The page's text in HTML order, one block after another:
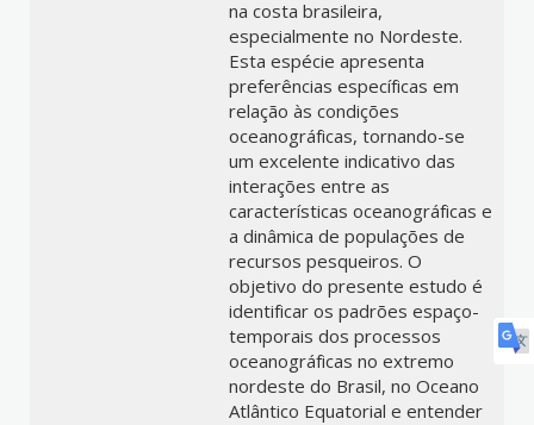
na costa brasileira,
especialmente no Nordeste.
Esta espécie apresenta
preferências específicas em
relação às condições
oceanográficas, tornando-se
um excelente indicativo das
interações entre as
características oceanográficas e
a dinâmica de populações de
recursos pesqueiros. O
objetivo do presente estudo é
identificar os padrões espaço-
temporais dos processos
oceanográficas no extremo
nordeste do Brasil, no Oceano
Atlântico Equatorial e entender